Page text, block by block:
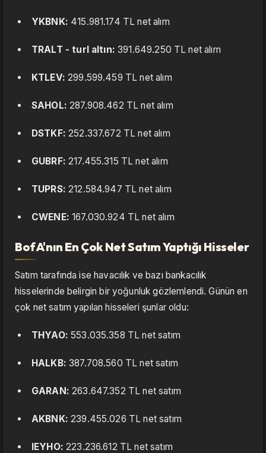
YKBNK: 415.981.174 TL net alım
TRALT - turl altın: 391.649.250 TL net alım
KTLEV: 299.599.459 TL net alım
SAHOL: 287.908.462 TL net alım
DSTKF: 252.337.672 TL net alım
GUBRF: 217.455.315 TL net alım
TUPRS: 212.584.947 TL net alım
CWENE: 167.030.924 TL net alım
BofA'nın En Çok Net Satım Yaptığı Hisseler
Satım tarafında ise havacılık ve bazı bankacılık
hisselerinde belirgin bir yoğunluk gözlemlendi. Günün en
çok net satım yapılan hisseleri şunlar oldu:
THYAO: 553.035.358 TL net satım
HALKB: 387.708.560 TL net satım
GARAN: 263.647.352 TL net satım
AKBNK: 239.455.026 TL net satım
IEYHO: 223.236.612 TL net satım